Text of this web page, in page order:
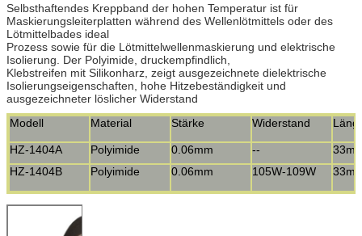
Selbsthaftendes Kreppband der hohen Temperatur ist für
Maskierungsleiterplatten während des Wellenlötmittels oder des
Lötmittelbades ideal
Prozess sowie für die Lötmittelwellenmaskierung und elektrische
Isolierung. Der Polyimide, druckempfindlich,
Klebstreifen mit Silikonharz, zeigt ausgezeichnete dielektrische
Isolierungseigenschaften, hohe Hitzebeständigkeit und
ausgezeichneter löslicher Widerstand
Modell
Material Stärke Widerstand
HZ-1404A Polyimide 0.06mm --
33m
HZ-1404B
Polyimide 0.06mm 105W-109W 33m